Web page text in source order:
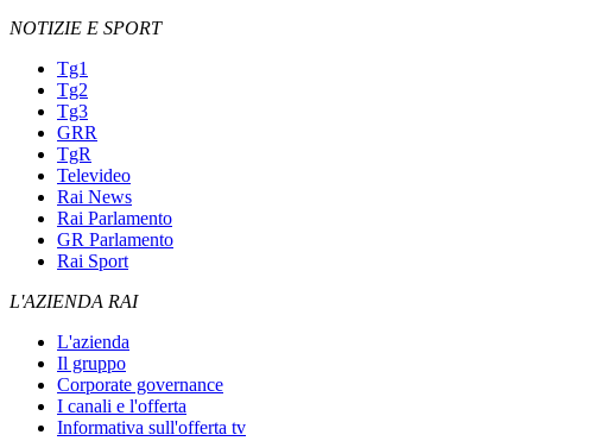
NOTIZIE E SPORT
Tg1
Tg2
Tg3
GRR
TgR
Televideo
Rai News
Rai Parlamento
GR Parlamento
Rai Sport
L'AZIENDA RAI
L'azienda
Il gruppo
Corporate governance
I canali e l'offerta
Informativa sull'offerta tv